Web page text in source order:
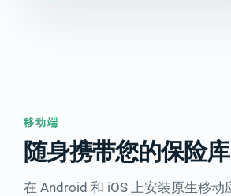
移动端
随身携带您的保险库
在 Android 和 iOS 上安装原生移动